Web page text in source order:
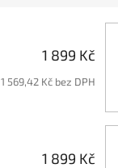
1 899 Kč
1 569,42 Kč bez DPH
1 899 Kč